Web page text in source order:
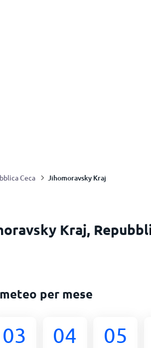
Ceca Jihomoravsky Kraj
Kraj,
per mese
03 04 05